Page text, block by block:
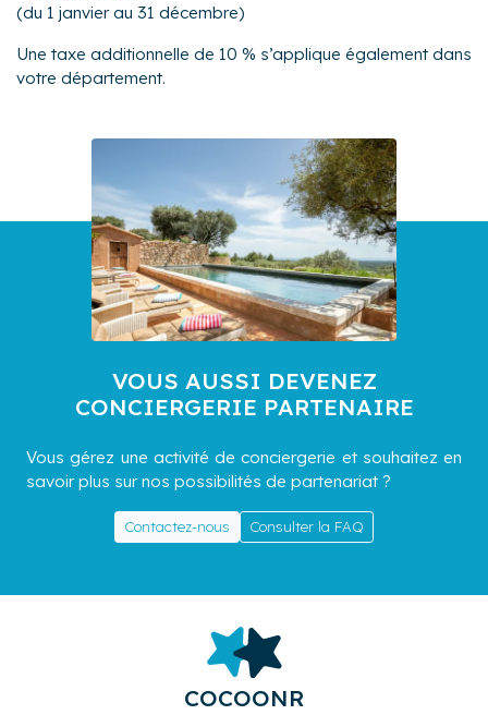
(du 1 janvier au 31 décembre)
Une taxe additionnelle de 10 % s’applique également dans
votre département.
VOUS AUSSI DEVENEZ
CONCIERGERIE PARTENAIRE
Vous gérez une activité de conciergerie et souhaitez en
savoir plus sur nos possibilités de partenariat ?
Contactez-nous Consulter la FAQ
COCOONR